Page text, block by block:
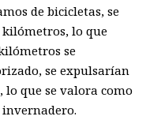
de bicicletas, se
kilómetros, lo que
se
se expulsarían
lo que se valora como